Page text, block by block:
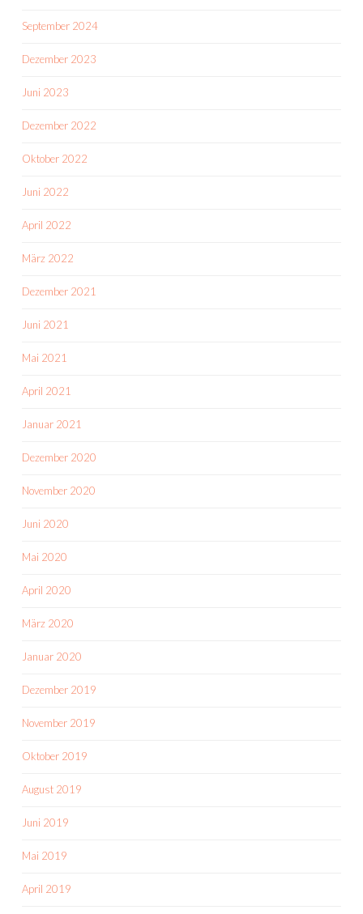
September 2024
Dezember 2023
Juni 2023
Dezember 2022
Oktober 2022
Juni 2022
April 2022
März 2022
Dezember 2021
Juni 2021
Mai 2021
April 2021
Januar 2021
Dezember 2020
November 2020
Juni 2020
Mai 2020
April 2020
März 2020
Januar 2020
Dezember 2019
November 2019
Oktober 2019
August 2019
Juni 2019
Mai 2019
April 2019